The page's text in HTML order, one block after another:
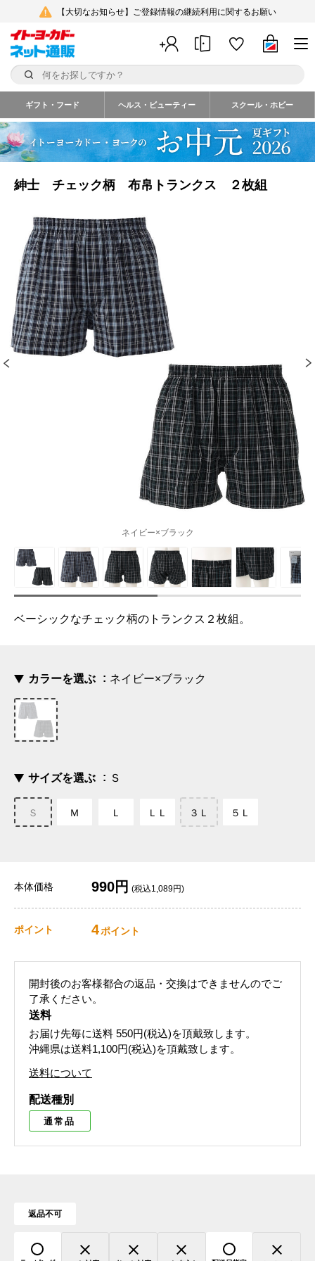
【大切なお知らせ】ご登録情報の継続利用に関するお願い
ギフト・フード ヘルス・ビューティー スクール・ホビー
紳士 チェック柄 布帛トランクス ２枚組
ネイビー×ブラック
ベーシックなチェック柄のトランクス２枚組。
カラーを選ぶ ネイビー×ブラック
サイズを選ぶ Ｓ
Ｓ Ｍ Ｌ ＬＬ ３Ｌ ５Ｌ
本体価格 990円 (税込1,089円)
ポイント 4ポイント
開封後のお客様都合の返品・交換はできませんのでご
了承ください。
送料
お届け先毎に送料 550円(税込)を頂戴致します。
沖縄県は送料1,100円(税込)を頂戴致します。
送料について
配送種別
通常品
返品不可